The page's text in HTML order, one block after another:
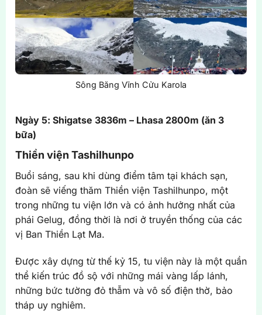
Sông Băng Vĩnh Cửu Karola
Ngày 5: Shigatse 3836m – Lhasa 2800m (ăn 3
bữa)
Thiền viện Tashilhunpo
Buổi sáng, sau khi dùng điểm tâm tại khách sạn,
đoàn sẽ viếng thăm Thiền viện Tashilhunpo, một
trong những tu viện lớn và có ảnh hưởng nhất của
phái Gelug, đồng thời là nơi ở truyền thống của các
vị Ban Thiền Lạt Ma.
Được xây dựng từ thế kỷ 15, tu viện này là một quần
thể kiến trúc đồ sộ với những mái vàng lấp lánh,
những bức tường đỏ thẫm và vô số điện thờ, bảo
tháp uy nghiêm.